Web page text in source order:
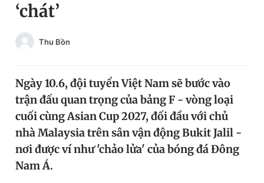
Sản phẩm khác
Tiện ích Bạn cần biết
Thông tin tòa soạn
Đăng xuất
‘chát’
Thu Bồn
Ngày 10.6, đội tuyển Việt Nam sẽ bước vào
trận đấu quan trọng của bảng F - vòng loại
cuối cùng Asian Cup 2027, đối đầu với chủ
nhà Malaysia trên sân vận động Bukit Jalil -
nơi được ví như 'chảo lửa' của bóng đá Đông
Nam Á.